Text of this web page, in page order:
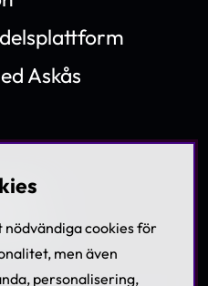
Askås
nödvändiga cookies för
men även
personalisering,